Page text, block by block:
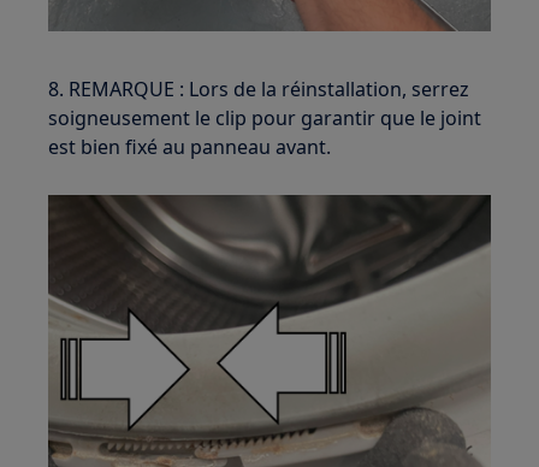
8. REMARQUE : Lors de la réinstallation, serrez
soigneusement le clip pour garantir que le joint
est bien fixé au panneau avant.